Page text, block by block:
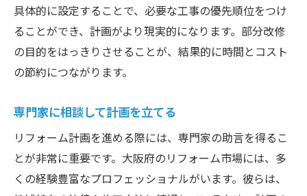
バスルームリフォームでの成功の秘訣
リビングの部分改修で快適空間を実現
事例から見るエコリフォームの効果
大阪府の成功事例に共通する要素
部分改修で住宅価値を高める大阪府のリフォー
ム戦略
部分改修で資産価値を向上させる方法
具体的に設定することで、必要な工事の優先順位をつけ
ることができ、計画がより現実的になります。部分改修
の目的をはっきりさせることが、結果的に時間とコスト
の節約につながります。
専門家に相談して計画を立てる
リフォーム計画を進める際には、専門家の助言を得るこ
とが非常に重要です。大阪府のリフォーム市場には、多
くの経験豊富なプロフェッショナルがいます。彼らは、